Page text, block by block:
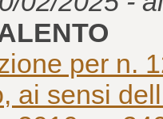
per n.
ai sensi